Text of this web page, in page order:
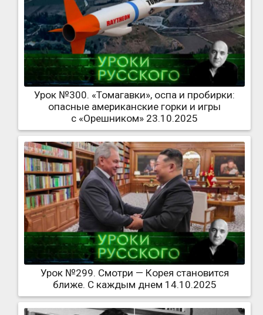
Урок №300. «Томагавки», оспа и пробирки:
опасные американские горки и игры
с «Орешником» 23.10.2025
Урок №299. Смотри — Корея становится
ближе. С каждым днем 14.10.2025